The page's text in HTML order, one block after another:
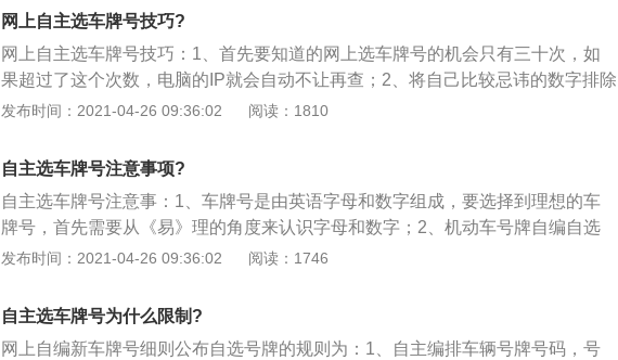
步”；7、进入选号页面，可选择“随机”和“自编”两种模式；8、选号成功后，根据
所提示的日期，去市区各车管所、车管分所办理相关业务。
牌号码，在号码完整的输入进去后，系统将自动后台查询输入的号码使用情况，
如果未被使用，号牌号码右侧将提示该号牌号码可以预选，此时点击“确认选
号”正式确认选号，屏幕提示号牌号码预选成功，同时页面自动进入“打印预选号
凭证”页面；3、打印预选号凭证：系统正式确认选号成功后，系统将显示选号信
息，如果本地电脑有打印机，点击“预选号凭证”，系统将打开预选号凭证打印页
网上自主选车牌号技巧?
网上自主选车牌号技巧：1、首先要知道的网上选车牌号的机会只有三十次，如
果超过了这个次数，电脑的IP就会自动不让再查；2、将自己比较忌讳的数字排除
掉，将自己喜欢的数字下，要知道，选择车牌号要不求最好，只求更好，然后再
这时候要将自己想要的号在此网站上查询一下，如果有，说明该号已经被占用
过，如果输入的号没有违章，那也未必说明其就没有被人选过，只能通过这种方
式来尝试一下，增加选中的机率。有可能此车牌号已有，但是车主从来没有过违
章的记录。这是一种降低重复几率并节省次数的方法，也是车牌号的一种选择，
车主们不妨尝试一下。
发布时间：2021-04-26 09:36:02 阅读：1810
自主选车牌号注意事项?
自主选车牌号注意事：1、车牌号是由英语字母和数字组成，要选择到理想的车
牌号，首先需要从《易》理的角度来认识字母和数字；2、机动车号牌自编自选
规则具体分为二类一类为自编自选号牌号码时第一位必须选择英文字母，后四位
（即首位为英文字母的两个英文字母、三个阿拉伯数字组合）；此外，自编自选
号牌号码时三个阿拉伯数字不得全选为0，自编自选号牌号码时英文字母不得选
发布时间：2021-04-26 09:36:02 阅读：1746
自主选车牌号为什么限制?
网上自编新车牌号细则公布自选号牌的规则为：1、自主编排车辆号牌号码，号